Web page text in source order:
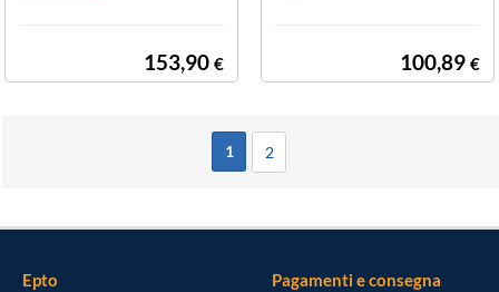
153,90 € 100,89 €
1 2
Epto Pagamenti e consegna